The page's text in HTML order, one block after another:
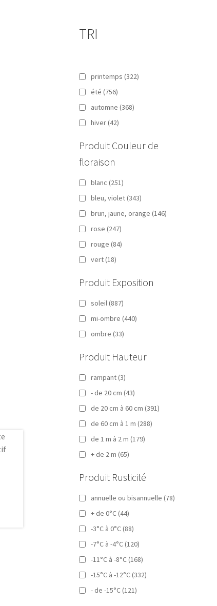
TRI
printemps (322)
été (756)
automne (368)
hiver (42)
Produit Couleur de
floraison
blanc (251)
bleu, violet (343)
brun, jaune, orange (146)
rose (247)
rouge (84)
vert (18)
Produit Exposition
soleil (887)
mi-ombre (440)
ombre (33)
Produit Hauteur
rampant (3)
- de 20 cm (43)
de 20 cm à 60 cm (391)
de 60 cm à 1 m (288)
de 1 m à 2 m (179)
+ de 2 m (65)
Produit Rusticité
annuelle ou bisannuelle (78)
+ de 0°C (44)
-3°C à 0°C (88)
-7°C à -4°C (120)
-11°C à -8°C (168)
-15°C à -12°C (332)
- de -15°C (121)